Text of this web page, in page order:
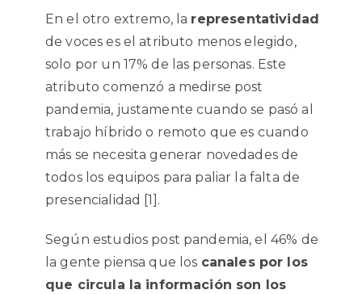
En el otro extremo, la representatividad
de voces es el atributo menos elegido,
solo por un 17% de las personas. Este
atributo comenzó a medirse post
pandemia, justamente cuando se pasó al
trabajo híbrido o remoto que es cuando
más se necesita generar novedades de
todos los equipos para paliar la falta de
presencialidad [1].
Según estudios post pandemia, el 46% de
la gente piensa que los canales por los
que circula la información son los